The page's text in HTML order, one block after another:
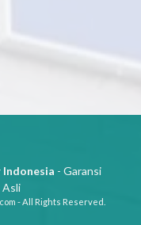
- Garansi
Asli
- All Rights Reserved.